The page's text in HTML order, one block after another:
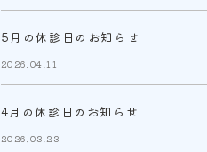
5月の休診日のお知らせ
2026.04.11
4月の休診日のお知らせ
2026.03.23